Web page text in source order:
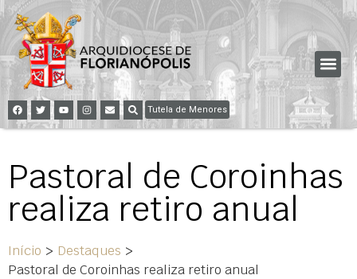
Tutela de Menores
Pastoral de Coroinhas
realiza retiro anual
Início > Destaques >
Pastoral de Coroinhas realiza retiro anual